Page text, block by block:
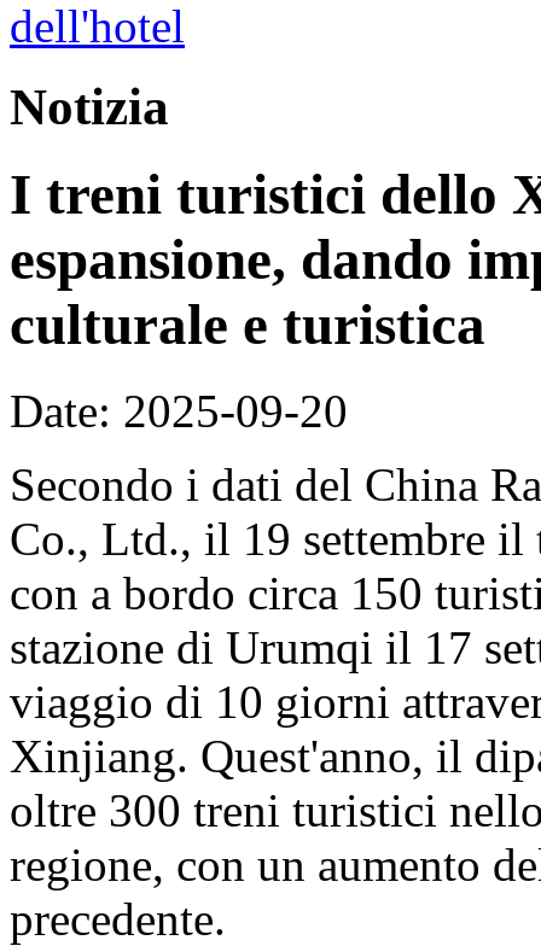
Notizia
I treni turistici dello
espansione, dando
culturale e turistica
Date: 2025-09-20
Secondo i dati del China
Co., Ltd., il 19 settembre
con a bordo circa 150
stazione di Urumqi il 17
viaggio di 10 giorni
Xinjiang. Quest'anno, il
oltre 300 treni turistici
regione, con un aumento
precedente.